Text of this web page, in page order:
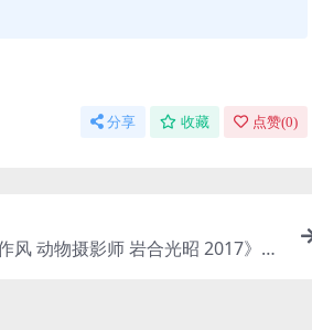
分享 收藏 点赞(0)
风 动物摄影师 岩合光昭 2017》日